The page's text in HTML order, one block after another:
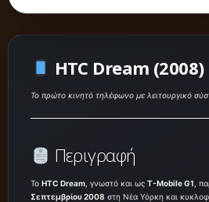
HTC Dream (2008)
Το πρώτο κινητό τηλέφωνο με λειτουργικό
Περιγραφή
Το HTC Dream , γνωστό και ως T-Mobile G1 ,
Σεπτεμβρίου 2008 στη Νέα Υόρκη και